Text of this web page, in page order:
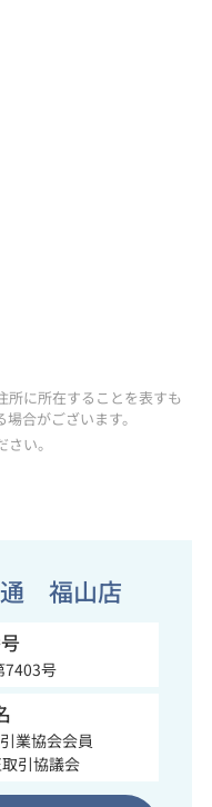
に所在することを表すも
合がございます。
い。
通 福山店
7403号
業協会会員
引協議会